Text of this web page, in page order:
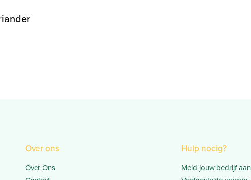
Over ons
Over Ons
Hulp nodig?
Meld jouw bedrijf aan